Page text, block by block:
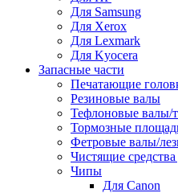
Для Samsung
Для Xerox
Для Lexmark
Для Kyocera
Запасные части
Печатающие
Резиновые валы
Тефлоновые валы/
Тормозные
Фетровые валы/
Чистящие
Чипы
Для Canon